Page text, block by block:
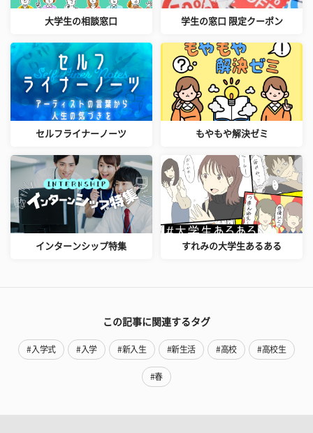
大学生の相談窓口 学生の窓口 限定クーポン
セルフライナーノーツ もやもや解決ゼミ
インターンシップ特集 すれみの大学生あるある
この記事に関連するタグ
#入学式 #入学 #新入生 #新生活 #高校 #高校生
#春